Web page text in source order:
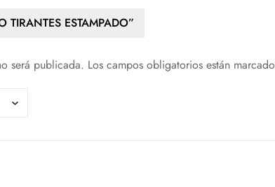
ESTAMPADO”
será publicada. Los campos obligatorios están